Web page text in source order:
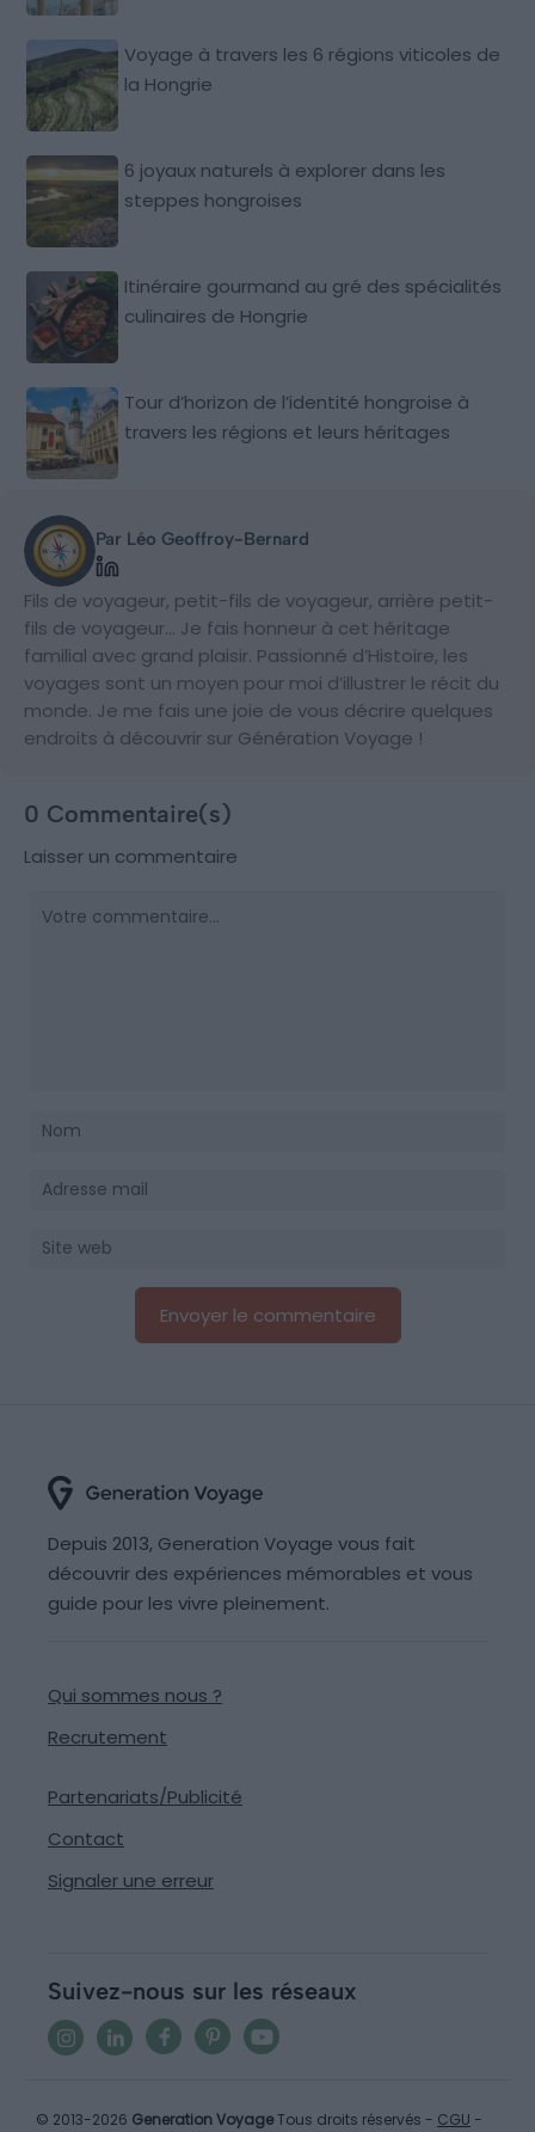
Voyage à travers les 6 régions viticoles de
la Hongrie
6 joyaux naturels à explorer dans les
steppes hongroises
Itinéraire gourmand au gré des spécialités
culinaires de Hongrie
Tour d’horizon de l’identité hongroise à
travers les régions et leurs héritages
Par Léo Geoffroy-Bernard
Fils de voyageur, petit-fils de voyageur, arrière petit-
fils de voyageur… Je fais honneur à cet héritage
familial avec grand plaisir. Passionné d’Histoire, les
voyages sont un moyen pour moi d’illustrer le récit du
monde. Je me fais une joie de vous décrire quelques
endroits à découvrir sur Génération Voyage !
0 Commentaire(s)
Laisser un commentaire
Depuis 2013, Generation Voyage vous fait
découvrir des expériences mémorables et vous
guide pour les vivre pleinement.
Qui sommes nous ?
Recrutement
Partenariats/Publicité
Contact
Signaler une erreur
Suivez-nous sur les réseaux
© 2013-2026 Generation VoyageTous droits réservés - CGU -